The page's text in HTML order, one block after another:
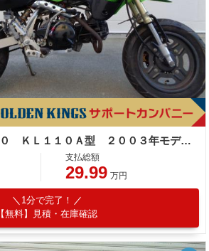
カワサキ ＫＳＲ１１０ ＫＬ１１０Ａ型 ２００３年モデル キャブレター ４サイクル
支払総額
29.99 万円
1分で完了！
【無料】見積・在庫確認